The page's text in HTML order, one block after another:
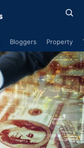
Bloggers Property